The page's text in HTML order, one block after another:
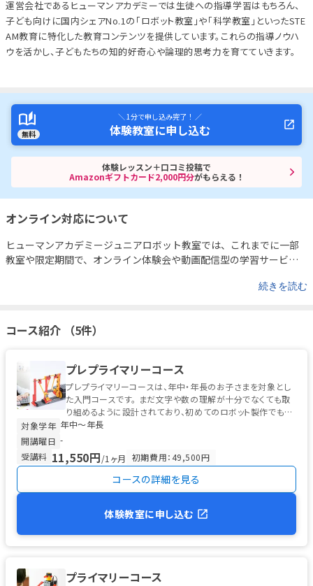
運営会社であるヒューマンアカデミーでは生徒への指導学習はもちろん、
子ども向けに国内シェアNo.1の「ロボット教室」や「科学教室」といったSTE
AM教育に特化した教育コンテンツを提供しています。これらの指導ノウハ
ウを活かし、子どもたちの知的好奇心や論理的思考力を育てていきます。
無料
＼ 1分で申し込み完了！ ／
体験教室に申し込む
体験レッスン＋口コミ投稿で
Amazonギフトカード2,000円分がもらえる！
オンライン対応について
ヒューマンアカデミージュニアロボット教室では、これまでに一部
教室や限定期間で、オンライン体験会や動画配信型の学習サービス
トの製作解説動画や改造アイデアの紹介など、自宅でも学びを深め
tube.com/watch?v=UhY0Y57-gqU&feature=youtu.be
をご希望の方は事前に各教室または運営事務局までお問い合わせく
ださい。
続きを読む
コース紹介 （5件）
プレプライマリーコース
プレプライマリーコースは、年中・年長のお子さまを対象とし
た入門コースです。 まだ文字や数の理解が十分でなくても取
り組めるように設計されており、初めてのロボット製作でも無
理なく進められる工夫...
対象学年 年中〜年長
開講曜日 -
受講料 11,550円/1ヶ月 初期費用：49,500円
コースの詳細を見る
体験教室に申し込む
プライマリーコース